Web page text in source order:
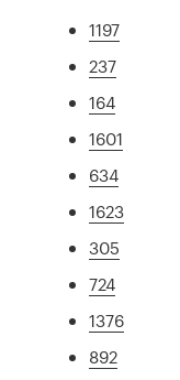
1197
237
164
1601
634
1623
305
724
1376
892